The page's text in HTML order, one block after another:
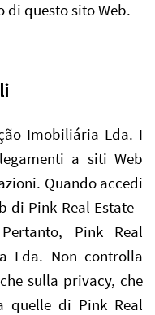
questo sito Web.
Imobiliária Lda. I
a siti Web
Quando accedi
di Pink Real Estate -
Pink Real
Lda. Non controlla
sulla privacy, che
quelle di Pink Real